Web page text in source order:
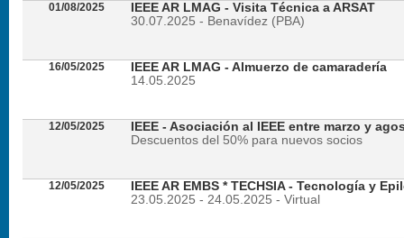
01/08/2025
IEEE AR LMAG - Visita Técnica a ARSAT
30.07.2025 - Benavídez (PBA)
16/05/2025
IEEE AR LMAG - Almuerzo de camaradería
14.05.2025
12/05/2025
IEEE - Asociación al IEEE entre marzo y
Descuentos del 50% para nuevos socios
12/05/2025
IEEE AR EMBS * TECHSIA - Tecnología y
23.05.2025 - 24.05.2025 - Virtual